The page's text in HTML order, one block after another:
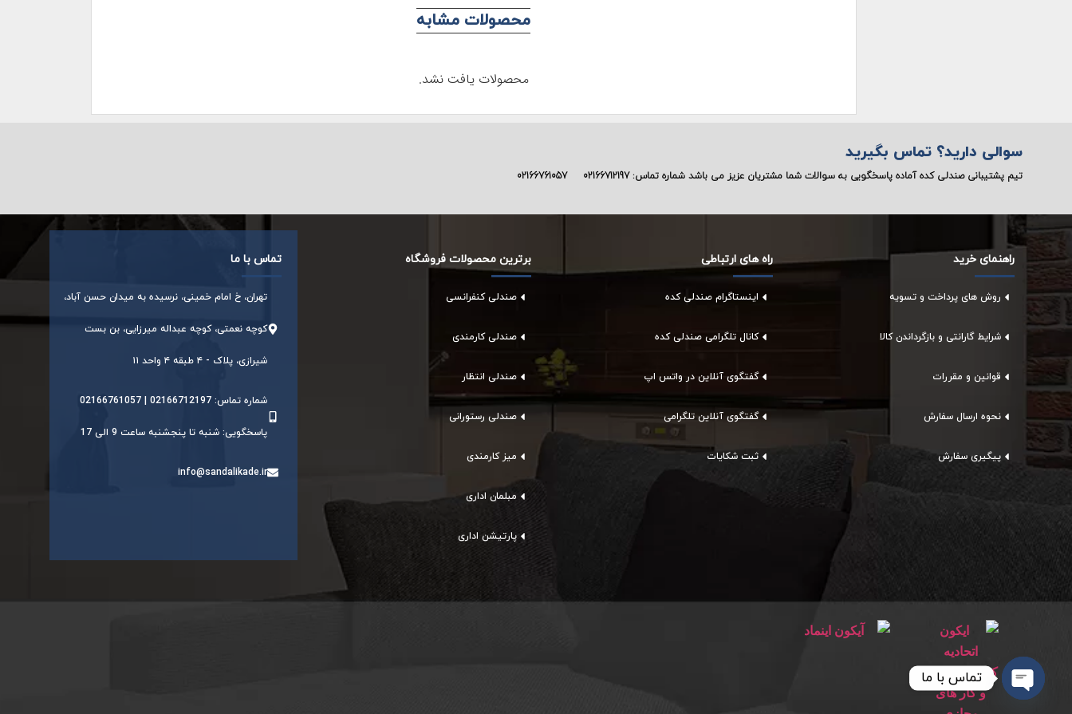
محصولات مشابه
محصولات یافت نشد.
سوالی دارید؟ تماس بگیرید
تیم پشتیبانی صندلی کده آماده پاسخگویی به سوالات شما مشتریان عزیز می باشد شماره تماس:02166712197
02166761057
راهنمای خرید
روش های پرداخت و تسویه
شرایط گارانتی و بازگرداندن کالا
قوانین و مقررات
نحوه ارسال سفارش
پیگیری سفارش
راه های ارتباطی
اینستاگرام صندلی کده
کانال تلگرامی صندلی کده
گفتگوی آنلاین در واتس اپ
گفتگوی آنلاین تلگرامی
ثبت شکایات
برترین محصولات فروشگاه
صندلی کنفرانسی
صندلی کارمندی
صندلی انتظار
صندلی رستورانی
میز کارمندی
مبلمان اداری
پارتیشن اداری
تماس با ما
تهران، خ امام خمینی، نرسیده به میدان حسن آباد،
کوچه نعمتی، کوچه عبداله میرزایی، بن بست
شیرازی، پلاک - ۴ طبقه ۴ واحد ۱۱
شماره تماس: 02166712197 | 02166761057
پاسخگویی: شنبه تا پنجشنبه ساعت 9 الی 17
info@sandalikade.ir
تماس با ما
Open chaty